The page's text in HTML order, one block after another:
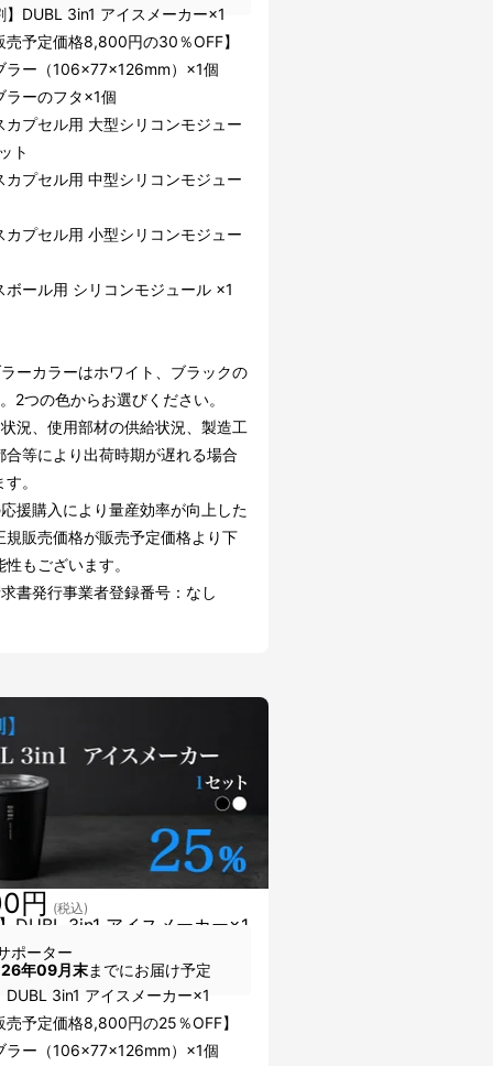
】DUBL 3in1 アイスメーカー×1
売予定価格8,800円の30％OFF】
ラー（106×77×126mm）×1個
ラーのフタ×1個
カプセル用 大型シリコンモジュー
ト
カプセル用 中型シリコンモジュー
カプセル用 小型シリコンモジュー
ボール用 シリコンモジュール ×1
ーカラーはホワイト、ブラックの
2つの色からお選びください。
況、使用部材の供給状況、製造工
合等により出荷時期が遅れる場合
。
援購入により量産効率が向上した
規販売価格が販売予定価格より下
もございます。
書発行事業者登録番号：なし
DUBL 3in1 アイスメーカー×1
円 (税込)
ポーター
年09月末までにお届け予定
DUBL 3in1 アイスメーカー×1
売予定価格8,800円の25％OFF】
ラー（106×77×126mm）×1個